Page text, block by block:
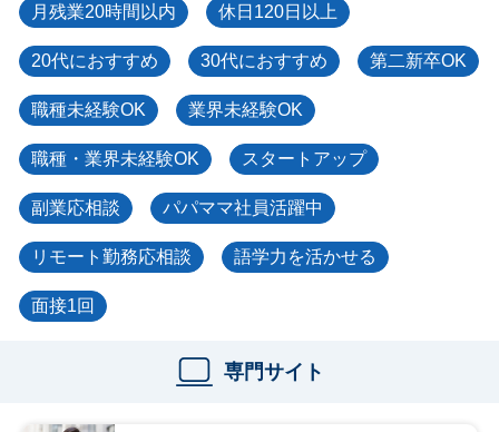
月残業20時間以内 休日120日以上
20代におすすめ 30代におすすめ 第二新卒OK
職種未経験OK 業界未経験OK
職種・業界未経験OK スタートアップ
副業応相談 パパママ社員活躍中
リモート勤務応相談 語学力を活かせる
面接1回
専門サイト